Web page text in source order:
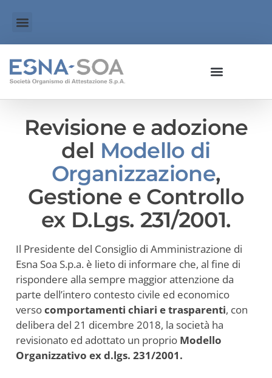
Revisione e adozione
del Modello di
Organizzazione,
Gestione e Controllo
ex D.Lgs. 231/2001.
Il Presidente del Consiglio di Amministrazione di
Esna Soa S.p.a. è lieto di informare che, al fine di
rispondere alla sempre maggior attenzione da
parte dell’intero contesto civile ed economico
versocomportamenti chiari e trasparenti, con
delibera del 21 dicembre 2018, la società ha
revisionato ed adottato un proprio Modello
Organizzativo ex d.lgs. 231/2001.